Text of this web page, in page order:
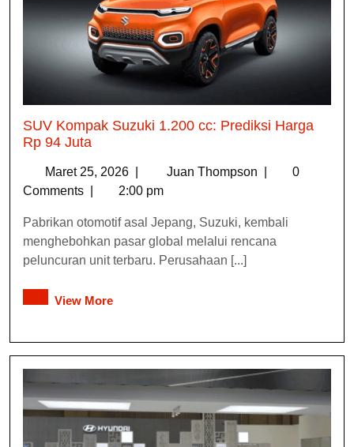
SUV Kompak Suzuki 1.200 cc: Prediksi Harga
Rp 94 Juta
Maret 25, 2026 Juan Thompson
0
Comments
2:00 pm
Pabrikan otomotif asal Jepang, Suzuki, kembali
menghebohkan pasar global melalui rencana
peluncuran unit terbaru. Perusahaan [...]
View More